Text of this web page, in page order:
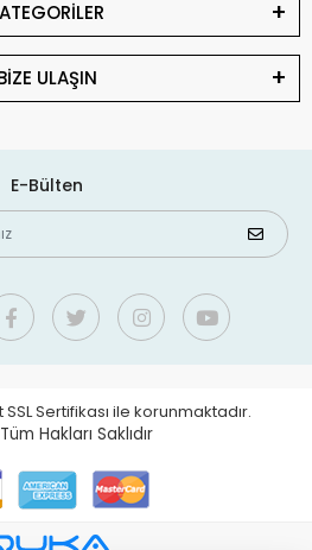
ULAŞIN
E-Bülten
Sertifikası ile korunmaktadır.
Tüm Hakları Saklıdır